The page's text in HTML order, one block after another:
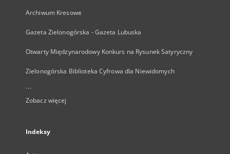
Archiwum Kresowe
Gazeta Zielonogórska - Gazeta Lubuska
Otwarty Międzynarodowy Konkurs na Rysunek Satyryczny
Zielonogórska Biblioteka Cyfrowa dla Niewidomych
...
Zobacz więcej
Indeksy